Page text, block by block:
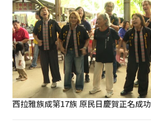
西拉雅族成第17族 原民日慶賀正名成功